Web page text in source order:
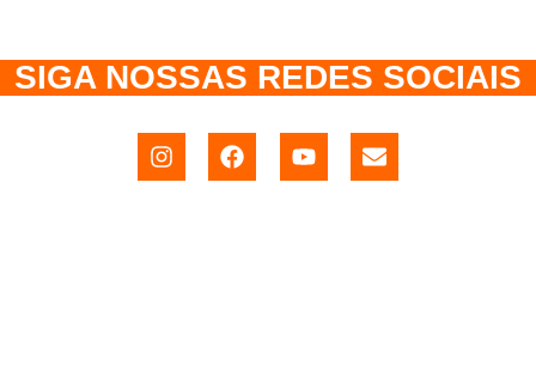
SIGA NOSSAS REDES SOCIAIS